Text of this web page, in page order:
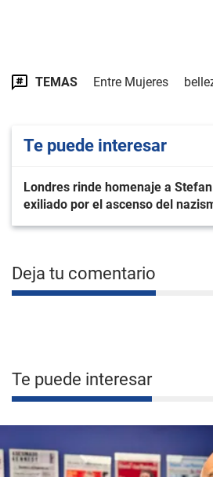
TEMAS Entre Mujeres
Te puede interesar
Londres rinde homenaje a
exiliado por el ascenso del
Deja tu comentario
Te puede interesar